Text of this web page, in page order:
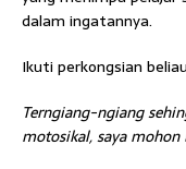
dalam ingatannya.
Ikuti perkongsian
Terngiang-ngiang
motosikal, saya